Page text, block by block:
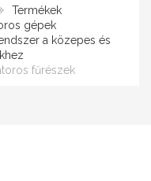
Termékek
gépek
a közepes és
fűrészek